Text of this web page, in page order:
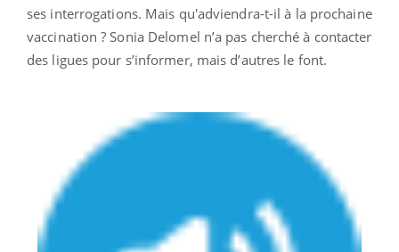
ses interrogations. Mais qu'adviendra-t-il à la prochaine
vaccination ? Sonia Delomel n’a pas cherché à contacter
des ligues pour s’informer, mais d’autres le font.